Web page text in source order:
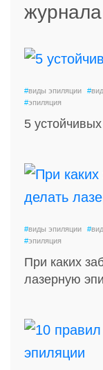
#виды эпиляции #
#эпиляция
5
#виды эпиляции #
#эпиляция
При каких
лазерную